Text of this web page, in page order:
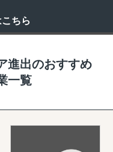
ちら
進出のおすすめ
一覧